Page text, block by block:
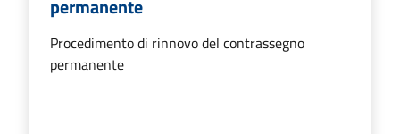
permanente
Procedimento di rinnovo del contrassegno
permanente